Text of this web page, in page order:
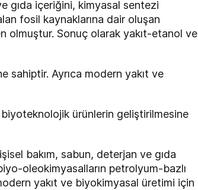
gıda içeriğini, kimyasal sentezi
fosil kaynaklarına dair oluşan
olmuştur. Sonuç olarak yakıt-etanol ve
sahiptir. Ayrıca modern yakıt ve
ürünlerin geliştirilmesine
bakım, sabun, deterjan ve gıda
oleokimyasalların petrolyum-bazlı
yakıt ve biyokimyasal üretimi için